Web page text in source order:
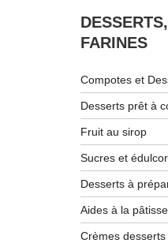
FARINES
Compotes et
Desserts prêt à
Fruit au sirop
Sucres et
Desserts à
Aides à la
Crèmes desserts